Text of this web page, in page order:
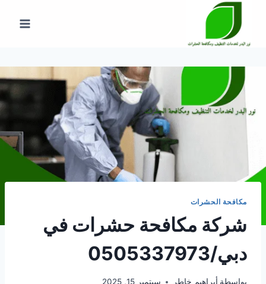
المحتوى
مكافحة الحشرات
شركة مكافحة حشرات في
دبي/0505337973
بواسطة أبراهيم خاطر سبتمبر 15, 2025